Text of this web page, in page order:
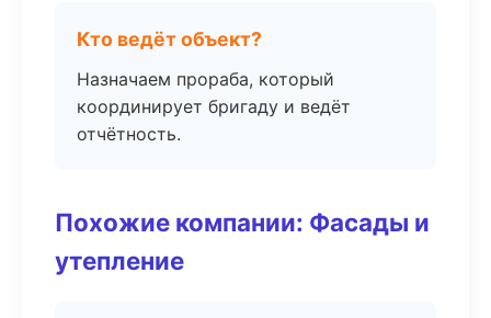
Кто ведёт объект?
Назначаем прораба, который
координирует бригаду и ведёт
отчётность.
Похожие компании: Фасады и
утепление